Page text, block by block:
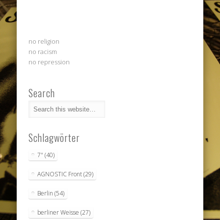
no religion
no racism
no repression
Search
Schlagwörter
7" (40)
AGNOSTIC Front(29)
Berlin (54)
berliner Weisse (27)